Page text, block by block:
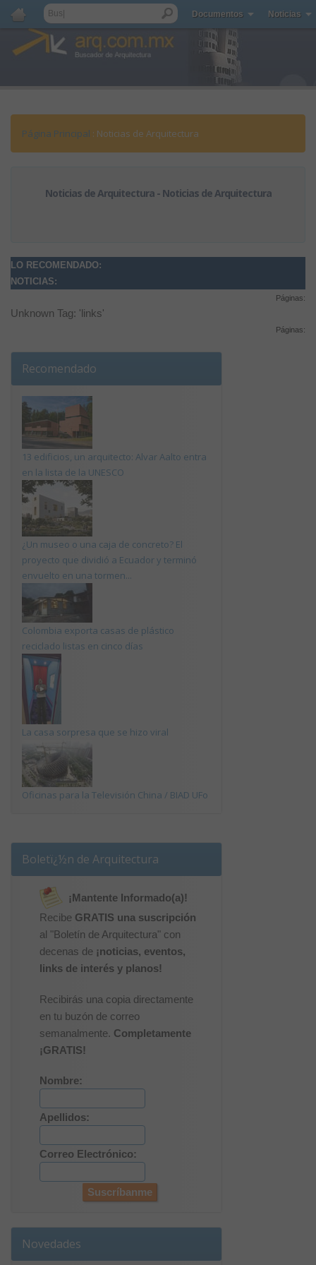
Documentos Noticias
Página Principal : Noticias de Arquitectura
Noticias de Arquitectura - Noticias de Arquitectura
LO RECOMENDADO:
NOTICIAS:
Páginas:
Unknown Tag: 'links'
Páginas:
Recomendado
13 edificios, un arquitecto: Alvar Aalto entra
en la lista de la UNESCO
¿Un museo o una caja de concreto? El
proyecto que dividió a Ecuador y terminó
envuelto en una tormen...
Colombia exporta casas de plástico
reciclado listas en cinco días
La casa sorpresa que se hizo viral
Oficinas para la Televisión China / BIAD UFo
Boletï¿½n de Arquitectura
¡Mantente Informado(a)!
Recibe GRATIS una suscripción
al "Boletín de Arquitectura" con
decenas de ¡noticias, eventos,
links de interés y planos!
Recibirás una copia directamente
en tu buzón de correo
semanalmente. Completamente
¡GRATIS!
Nombre:
Apellidos:
Correo Electrónico:
Novedades